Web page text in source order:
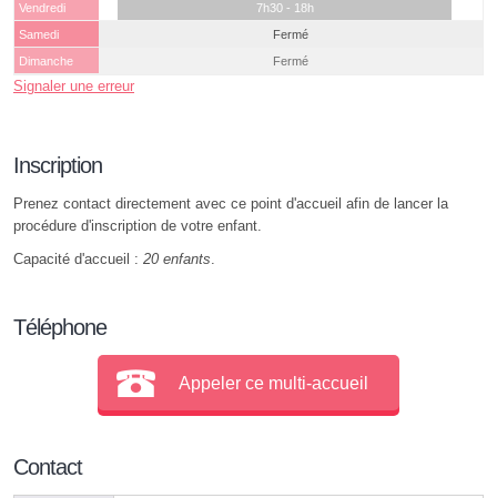
Vendredi
7h30 - 18h
Samedi
Fermé
Dimanche
Fermé
Signaler une erreur
Inscription
Prenez contact directement avec ce point d'accueil afin de lancer la
procédure d'inscription de votre enfant.
Capacité d'accueil : 20 enfants.
Téléphone
Appeler ce multi-accueil
Contact